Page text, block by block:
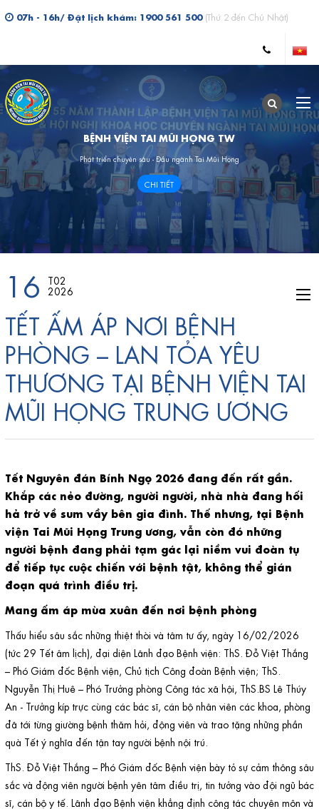
07h - 16h/ Đặt lịch khám: 1900 561 500 (Thứ 2 đến Chủ Nhật)
BỆNH VIỆN TAI MŨI HỌNG TW
Phát triển chuyên sâu - Đầu ngành Tai Mũi Họng
CHI TIẾT
16
T02
2026
TẾT ẤM ÁP NƠI BỆNH
PHÒNG – LAN TỎA YÊU
THƯƠNG TẠI BỆNH VIỆN TAI
MŨI HỌNG TRUNG ƯƠNG
Tết Nguyên đán Bính Ngọ 2026 đang đến rất gần.
Khắp các nẻo đường, người người, nhà nhà đang hối
hả trở về sum vầy bên gia đình. Thế nhưng, tại Bệnh
viện Tai Mũi Họng Trung ương, vẫn còn đó những
người bệnh đang phải tạm gác lại niềm vui đoàn tụ
để tiếp tục cuộc chiến với bệnh tật, không thể gián
đoạn quá trình điều trị.
Mang ấm áp mùa xuân đến nơi bệnh phòng
Thấu hiểu sâu sắc những thiệt thòi và tâm tư ấy, ngày 16/02/2026
(tức 29 Tết âm lịch), đại diện Lãnh đạo Bệnh viện: ThS. Đỗ Việt Thắng
– Phó Giám đốc Bệnh viện, Chủ tịch Công đoàn Bệnh viện; ThS.
Nguyễn Thị Huê – Phó Trưởng phòng Công tác xã hội, ThS.BS Lê Thúy
An - Trưởng kíp trực cùng các bác sĩ, cán bộ nhân viên các khoa, phòng
đã tới từng giường bệnh thăm hỏi, động viên và trao tặng những phần
quà Tết ý nghĩa đến tận tay người bệnh nội trú.
ThS. Đỗ Việt Thắng – Phó Giám đốc Bệnh viện bày tỏ sự cảm thông sâu
sắc và động viên người bệnh yên tâm điều trị, tin tưởng vào đội ngũ bác
sĩ, cán bộ y tế. Lãnh đạo Bệnh viện khẳng định công tác chuyên môn và